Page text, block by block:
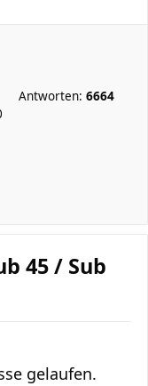
Antworten: 6664
45 / Sub
gelaufen.